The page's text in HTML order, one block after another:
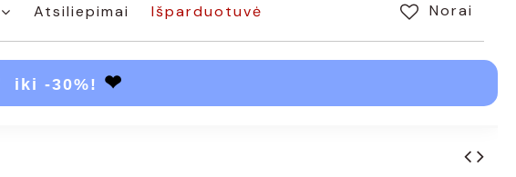
Atsiliepimai Norai
Išparduotuvė
iki -30%! ❤